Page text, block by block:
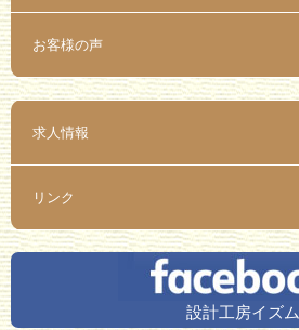
お客様の声
求人情報
リンク
設計工房イズム